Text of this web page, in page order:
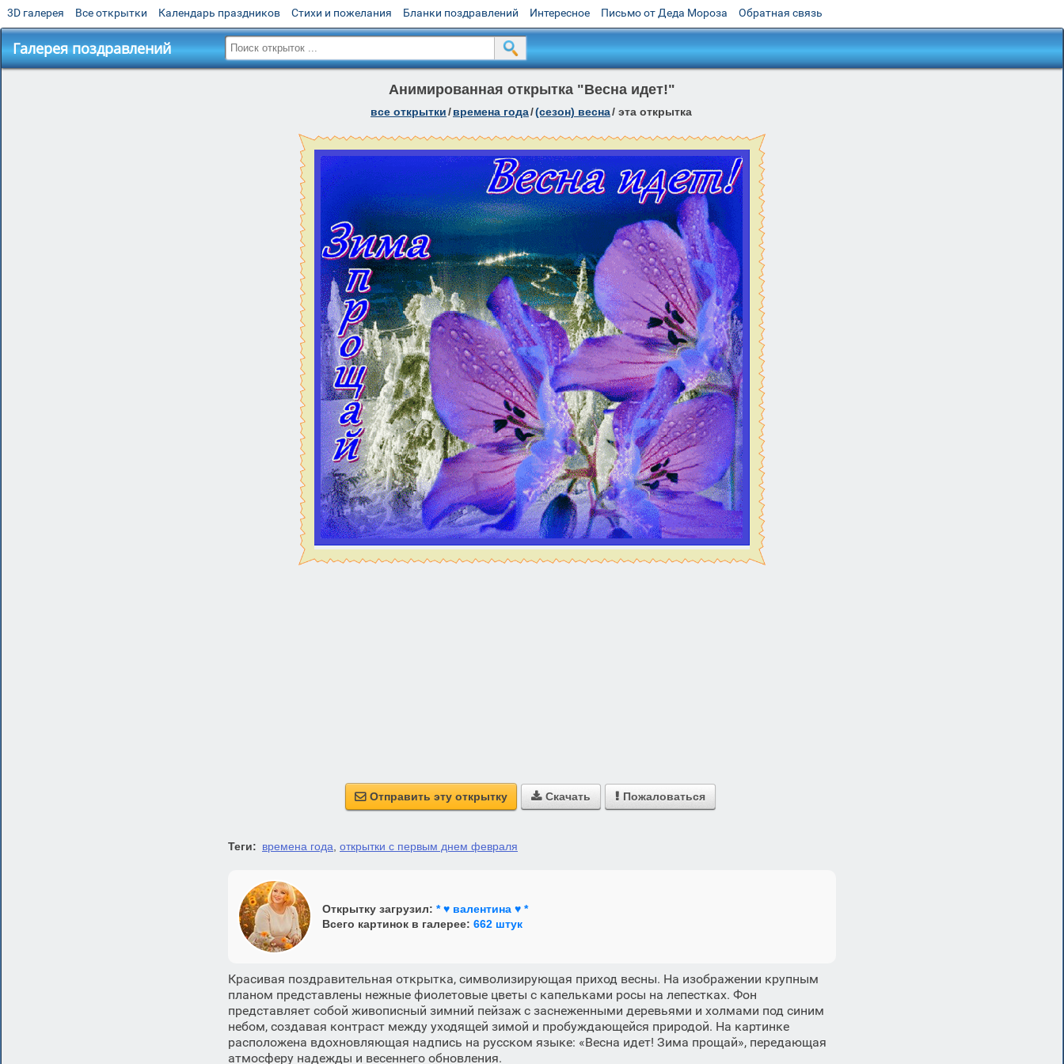
3D галерея Все открытки Календарь праздников Стихи и пожелания Бланки поздравлений Интересное Письмо от Деда Мороза Обратная связь
Галерея поздравлений
Анимированная открытка "Весна идет!"
все открытки/времена года/(сезон) весна/ эта открытка
 Отправить эту открытку  Скачать  Пожаловаться
Теги: времена года открытки с первым днем февраля
Открытку загрузил: * ♥ валентина ♥ *
Всего картинок в галерее: 662 штук
Красивая поздравительная открытка, символизирующая приход весны. На изображении крупным
планом представлены нежные фиолетовые цветы с капельками росы на лепестках. Фон
представляет собой живописный зимний пейзаж с заснеженными деревьями и холмами под синим
небом, создавая контраст между уходящей зимой и пробуждающейся природой. На картинке
расположена вдохновляющая надпись на русском языке: «Весна идет! Зима прощай», передающая
атмосферу надежды и весеннего обновления.